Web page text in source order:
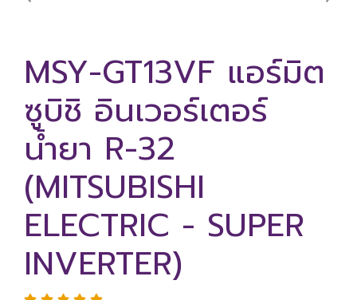
MSY-GT13VF แอร์มิต
ซูบิชิ อินเวอร์เตอร์
น้ำยา R-32
(MITSUBISHI
ELECTRIC - SUPER
INVERTER)